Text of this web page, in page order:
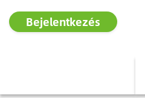
Bejelentkezés